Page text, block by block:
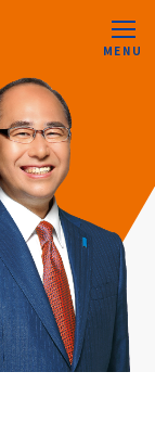
MENU